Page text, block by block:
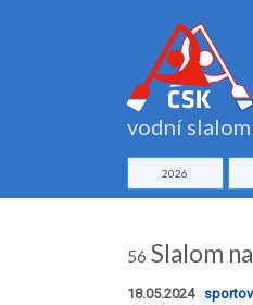
vodní slalom
2026
56 Slalom
18.05.2024